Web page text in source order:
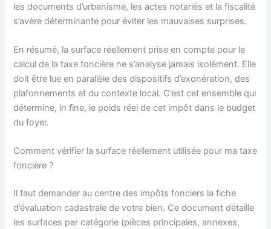
les documents d’urbanisme, les actes notariés et la fiscalité
s’avère déterminante pour éviter les mauvaises surprises.
En résumé, la surface réellement prise en compte pour le
calcul de la taxe foncière ne s’analyse jamais isolément. Elle
doit être lue en parallèle des dispositifs d’exonération, des
plafonnements et du contexte local. C’est cet ensemble qui
détermine, in fine, le poids réel de cet impôt dans le budget
du foyer.
Comment vérifier la surface réellement utilisée pour ma taxe
foncière ?
Il faut demander au centre des impôts fonciers la fiche
d’évaluation cadastrale de votre bien. Ce document détaille
les surfaces par catégorie (pièces principales, annexes,